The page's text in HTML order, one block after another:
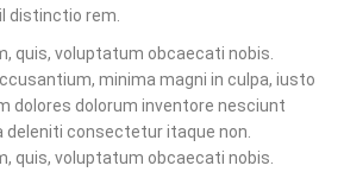
distinctio rem.
quis, voluptatum obcaecati nobis.
minima magni in culpa, iusto
dolores dolorum inventore nesciunt
deleniti consectetur itaque non.
quis, voluptatum obcaecati nobis.